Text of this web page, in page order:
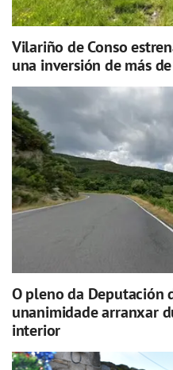
Vilariño de Conso
una inversión de más
O pleno da Deputación
unanimidade arranxar
interior